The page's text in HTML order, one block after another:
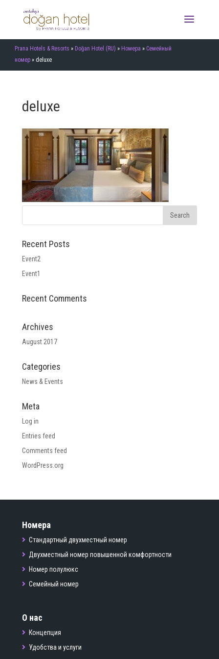
Prana Hotels & Resorts » Doğan Hotel (RU) » Номера » Семейный
номер » deluxe
deluxe
Recent Posts
Event2
Event1
Recent Comments
Archives
August 2017
Categories
News & Events
Meta
Log in
Entries feed
Comments feed
WordPress.org
Номера
Стандартный двухместный номер
Двухместный номер повышенной комфортности
Номер полулюкс
Семейный номер
О нас
Концепция
Удобства и услуги